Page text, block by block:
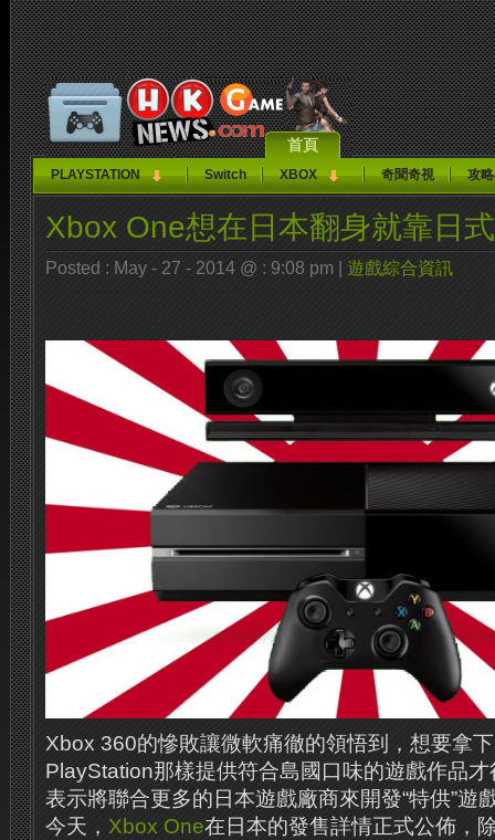
首頁
PLAYSTATION Switch XBOX 奇聞奇視 攻
Xbox One想在日本翻身就靠日
Posted : May - 27 - 2014 @ : 9:08 pm | 遊戲綜合資訊
Xbox 360的慘敗讓微軟痛徹的領悟到，想要拿
PlayStation那樣提供符合島國口味的遊戲作品
表示將聯合更多的日本遊戲廠商來開發“特供”遊
今天， Xbox One在日本的發售詳情正式公佈，